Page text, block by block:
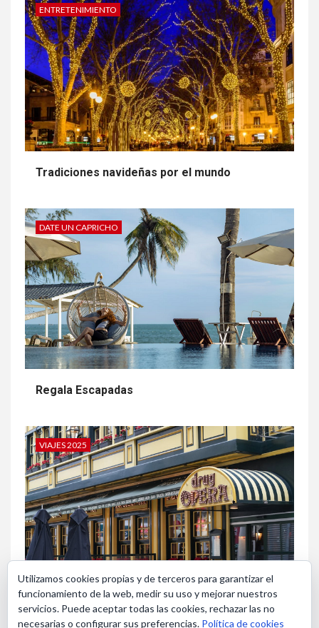
mayores
ENTRETENIMIENTO
Tradiciones navideñas por el mundo
DATE UN CAPRICHO
Regala Escapadas
VIAJES 2025
Utilizamos cookies propias y de terceros para garantizar el
funcionamiento de la web, medir su uso y mejorar nuestros
servicios. Puede aceptar todas las cookies, rechazar las no
necesarias o configurar sus preferencias. Política de cookies